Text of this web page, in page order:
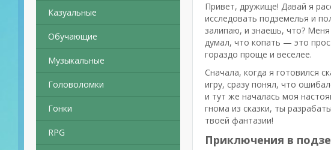
Казуальные
Обучающие
Музыкальные
Головоломки
Гонки
RPG
Привет, дружище! Давай я
исследовать подземелья и
залипаю, и знаешь, что? Меня
думал, что копать — это
гораздо проще и веселее.
Сначала, когда я готовился
игру, сразу понял, что
и тут же началась моя
гнома из сказки, ты
твоей фантазии!
Приключения в